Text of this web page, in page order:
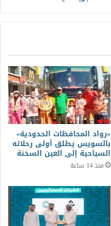
«رواد المحافظات الحدودية»
بالسويس يطلق أولى رحلاته
السياحية إلى العين السخنة
منذ 14 ساعة